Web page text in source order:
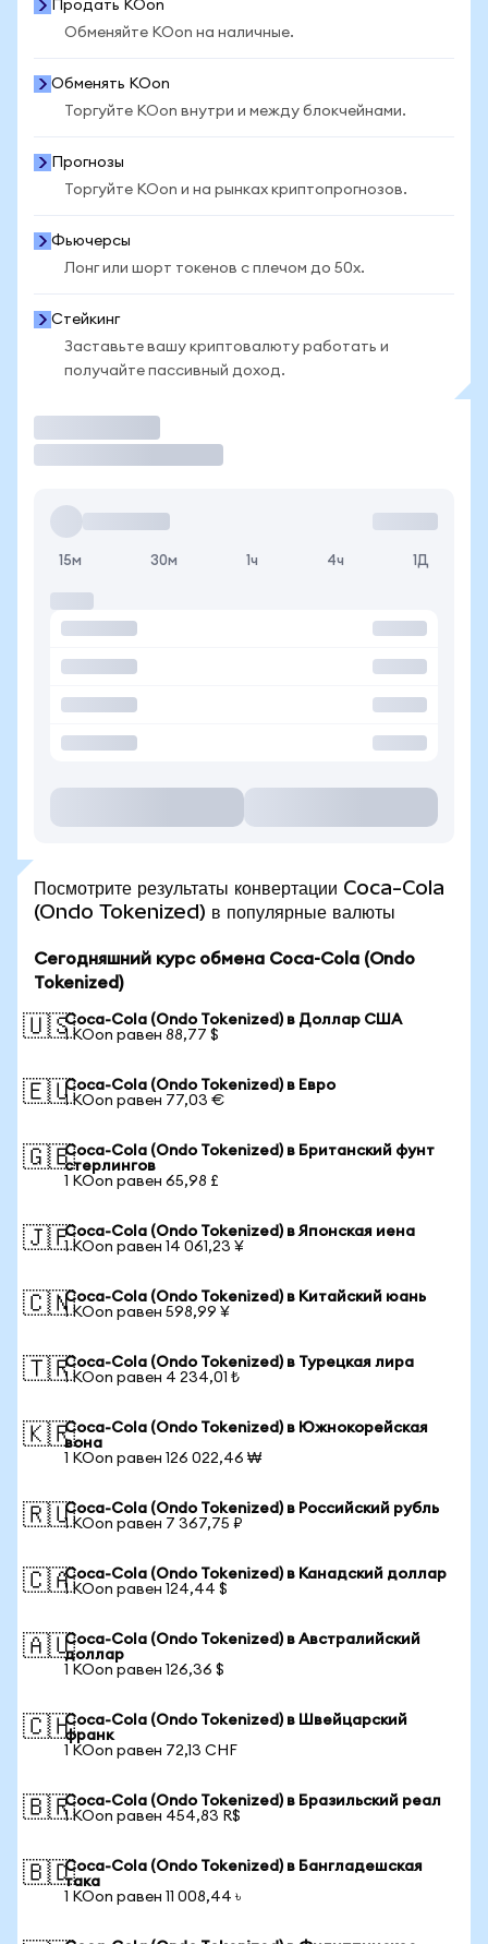
Продать KOon
Обменяйте KOon на наличные.
Обменять KOon
Торгуйте KOon внутри и между блокчейнами.
Прогнозы
Торгуйте KOon и на рынках криптопрогнозов.
Фьючерсы
Лонг или шорт токенов с плечом до 50x.
Стейкинг
Заставьте вашу криптовалюту работать и
получайте пассивный доход.
15м 30м 1ч 4ч 1Д
Посмотрите результаты конвертации Coca-Cola
(Ondo Tokenized) в популярные валюты
Сегодняшний курс обмена Coca-Cola (Ondo
Tokenized)
🇺🇸Coca-Cola (Ondo Tokenized) в Доллар США
1 KOon равен 88,77 $
🇪🇺Coca-Cola (Ondo Tokenized) в Евро
1 KOon равен 77,03 €
🇬🇧Coca-Cola (Ondo Tokenized) в Британский фунт
стерлингов
1 KOon равен 65,98 £
🇯🇵Coca-Cola (Ondo Tokenized) в Японская иена
1 KOon равен 14 061,23 ¥
🇨🇳Coca-Cola (Ondo Tokenized) в Китайский юань
1 KOon равен 598,99 ¥
🇹🇷Coca-Cola (Ondo Tokenized) в Турецкая лира
1 KOon равен 4 234,01 ₺
🇰🇷Coca-Cola (Ondo Tokenized) в Южнокорейская
вона
1 KOon равен 126 022,46 ₩
🇷🇺Coca-Cola (Ondo Tokenized) в Российский рубль
1 KOon равен 7 367,75 ₽
🇨🇦Coca-Cola (Ondo Tokenized) в Канадский доллар
1 KOon равен 124,44 $
🇦🇺Coca-Cola (Ondo Tokenized) в Австралийский
доллар
1 KOon равен 126,36 $
🇨🇭Coca-Cola (Ondo Tokenized) в Швейцарский
франк
1 KOon равен 72,13 CHF
🇧🇷Coca-Cola (Ondo Tokenized) в Бразильский реал
1 KOon равен 454,83 R$
🇧🇩Coca-Cola (Ondo Tokenized) в Бангладешская
така
1 KOon равен 11 008,44 ৳